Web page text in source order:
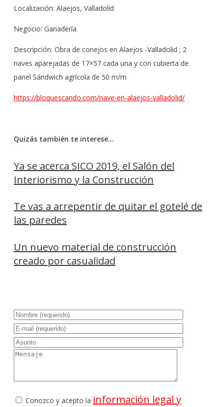
Localización: Alaejos, Valladolid
Negocio: Ganadería
Descripción: Obra de conejos en Alaejos -Valladolid ; 2
naves aparejadas de 17×57 cada una y con cubierta de
panel Sándwich agrícola de 50 m/m
https://bloquescando.com/nave-en-alaejos-valladolid/
Quizás también te interese…
Ya se acerca SICO 2019, el Salón del
Interiorismo y la Construcción
Te vas a arrepentir de quitar el gotelé de
las paredes
Un nuevo material de construcción
creado por casualidad
Conozco y acepto la información legal y